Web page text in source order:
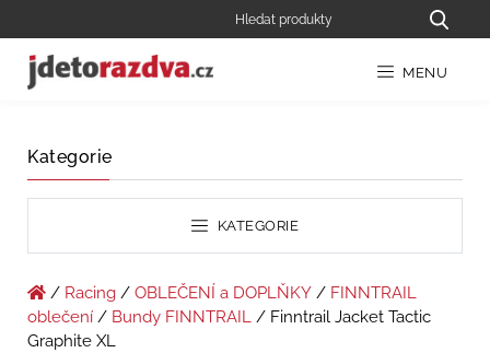
MENU
Kategorie
KATEGORIE
/ Racing / OBLEČENÍ a DOPLŇKY / FINNTRAIL
oblečení / Bundy FINNTRAIL / Finntrail Jacket Tactic
Graphite XL